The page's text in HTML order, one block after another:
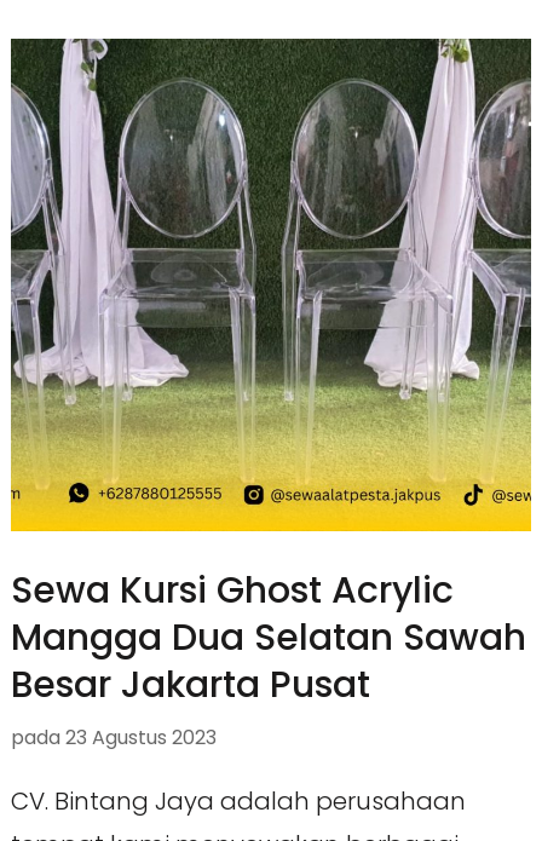
Sewa Kursi Ghost Acrylic
Mangga Dua Selatan Sawah
Besar Jakarta Pusat
pada 23 Agustus 2023
CV. Bintang Jaya adalah perusahaan